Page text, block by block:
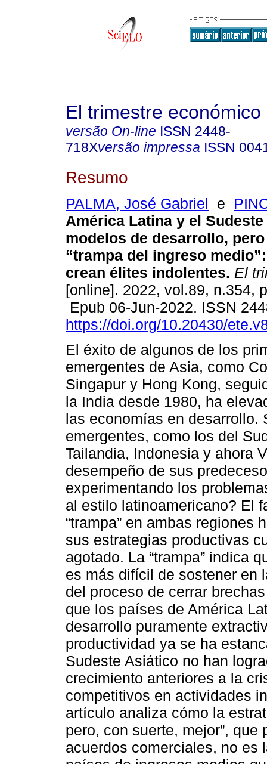
El trimestre económico
versão On-line ISSN 2448-
718Xversão impressa ISSN
Resumo
PALMA, José Gabriel e
América Latina y el
modelos de desarrollo,
“trampa del ingreso
crean élites indolentes. El
[online]. 2022, vol.89, n.354,
Epub 06-Jun-2022. ISSN
https://doi.org/10.20430/
El éxito de algunos de los
emergentes de Asia, como
Singapur y Hong Kong,
la India desde 1980, ha
las economías en desarrollo.
emergentes, como los del
Tailandia, Indonesia y ahora
desempeño de sus
experimentando los
al estilo latinoamericano? El
“trampa” en ambas regiones
sus estrategias productivas
agotado. La “trampa” indica
es más difícil de sostener en
del proceso de cerrar
que los países de América
desarrollo puramente
productividad ya se ha
Sudeste Asiático no han
crecimiento anteriores a la
competitivos en actividades
artículo analiza cómo la
pero, con suerte, mejor”,
acuerdos comerciales, no es